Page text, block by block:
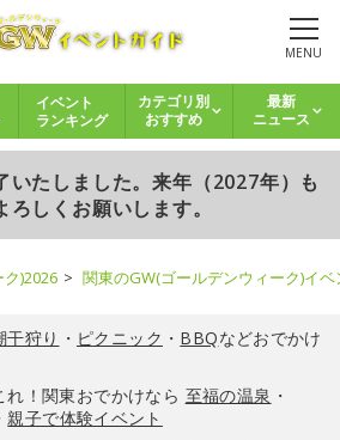
MENU
イベント
ランキング
カテゴリ別
おすすめ
最新
ニュース
いたしました。来年（2027年）も
ろしくお願いします。
)2026 関東のGW(ゴールデンウィーク)イ
干狩り ・ ピクニック ・ BBQなどおでかけ
れ！関東おでかけなら 至福の温泉 ・
親子で体験イベント